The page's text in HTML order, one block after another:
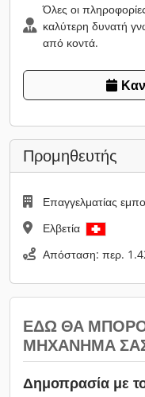
Όλες οι
καλύτερη δυνατή
από κοντά.
Προμηθευτής
Επαγγελματίας
Ελβετία
Απόσταση: περ.
ΕΔΏ ΘΑ
ΜΗΧΆΝΗΜΆ
Δημοπρασία με